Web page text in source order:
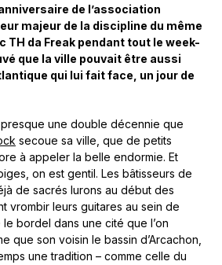
de l’association
majeur de la discipline du même
TH da Freak pendant tout le week-
que la ville pouvait être aussi
qui lui fait face, un jour de
une double décennie que
secoue sa ville, que de petits
à appeler la belle endormie. Et
on est gentil. Les bâtisseurs de
de sacrés lurons au début des
vrombir leurs guitares au sein de
bordel dans une cité que l’on
que son voisin le bassin d’Arcachon,
une tradition – comme celle du